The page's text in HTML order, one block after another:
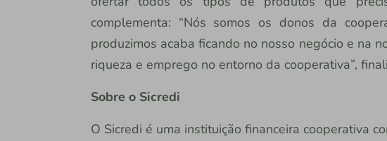
complementa: “Nós somos os donos da
produzimos acaba ficando no nosso negócio e na
riqueza e emprego no entorno da cooperativa”,
Sobre o Sicredi
O Sicredi é uma instituição financeira cooperativa